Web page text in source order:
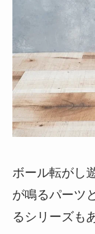
ボール転がし
が鳴るパーツ
るシリーズも